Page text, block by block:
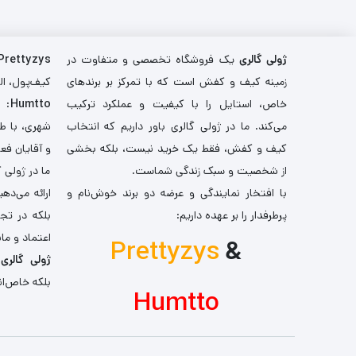
ژولی گالری یک فروشگاه تخصصی و متفاوت در
زمینه کیف و کفش است که با تمرکز بر برندهای
خاص، استایل را با کیفیت و عملکرد ترکیب
می‌کند. ما در ژولی گالری باور داریم که انتخاب
کیف و کفش، فقط یک خرید نیست، بلکه بخشی
از شخصیت و سبک زندگی شماست.
با افتخار نمایندگی و عرضه دو برند خوش‌نام و
پرطرفدار را بر عهده داریم:
Prettyzys&
Humtto
کیف‌پول،
Humtto
:
شهری، با
و آقایان
ما در
ارائه
بلکه در
اعتماد و
ژولی گالری
بلکه